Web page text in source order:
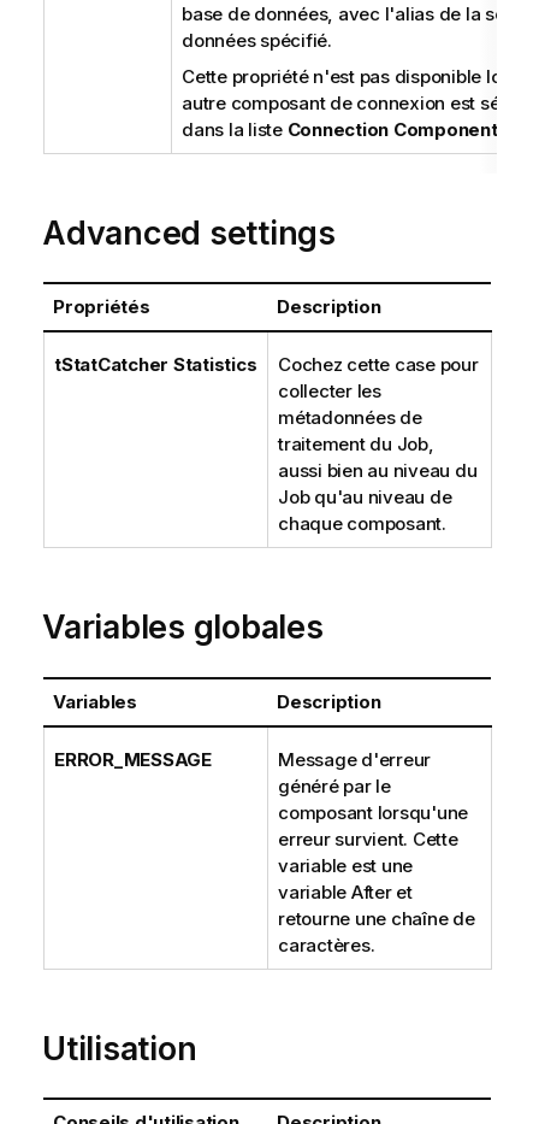
base de données, avec l'alias de la
données spécifié.
Cette propriété n'est pas disponible
autre composant de connexion est
dans la liste Connection Component
Advanced settings
Propriétés Description
tStatCatcher Statistics
Cochez cette case pour
collecter les
métadonnées de
traitement du Job,
aussi bien au niveau du
Job qu'au niveau de
chaque composant.
Variables globales
Variables Description
ERROR_MESSAGE
Message d'erreur
généré par le
composant lorsqu'une
erreur survient. Cette
variable est une
variable After et
retourne une chaîne de
caractères.
Utilisation